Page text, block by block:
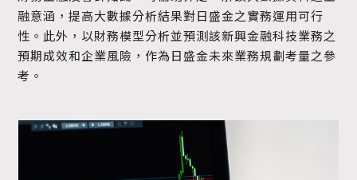
融意涵，提高大數據分析結果對日盛金之實務運用可行
性。此外，以財務模型分析並預測該新興金融科技業務之
預期成效和企業風險，作為日盛金未來業務規劃考量之參
考。